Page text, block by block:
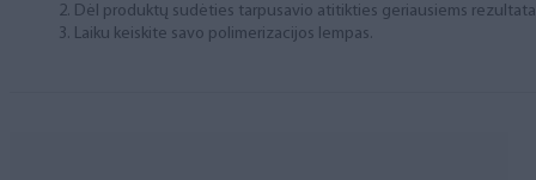
Dėl produktų sudėties tarpusavio atitikties geriausiems
Laiku keiskite savo polimerizacijos lempas.